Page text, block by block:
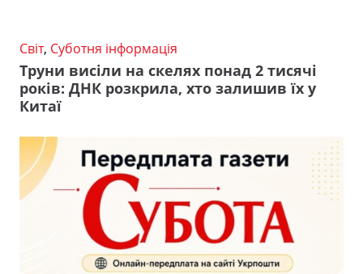
Світ, Суботня інформація
Труни висіли на скелях понад 2 тисячі
років: ДНК розкрила, хто залишив їх у
Китаї